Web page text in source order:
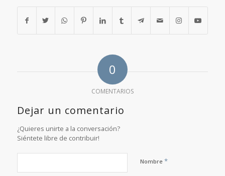
0
COMENTARIOS
Dejar un comentario
¿Quieres unirte a la conversación?
Siéntete libre de contribuir!
Nombre *